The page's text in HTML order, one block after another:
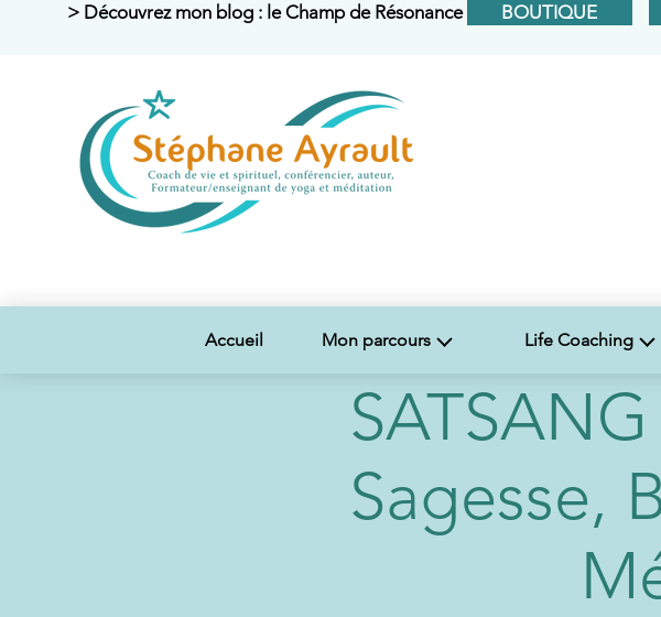
> Découvrez mon blog : le Champ de Résonance < BOUTIQUE
Accueil Mon parcours Life Coaching
Sagesse,